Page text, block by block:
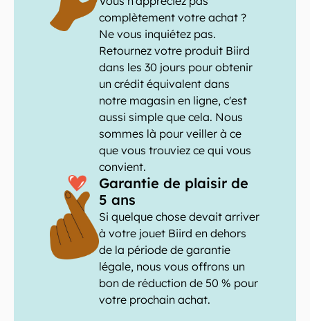
complètement votre achat ?
Ne vous inquiétez pas.
Retournez votre produit Biird
dans les 30 jours pour obtenir
un crédit équivalent dans
notre magasin en ligne, c'est
aussi simple que cela. Nous
sommes là pour veiller à ce
que vous trouviez ce qui vous
convient.
Garantie de plaisir de
5 ans
Si quelque chose devait arriver
à votre jouet Biird en dehors
de la période de garantie
légale, nous vous offrons un
bon de réduction de 50 % pour
votre prochain achat.